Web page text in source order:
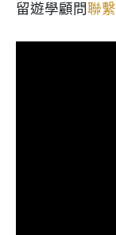
留遊學顧問聯繫